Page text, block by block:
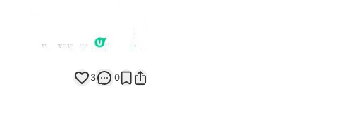
3 0